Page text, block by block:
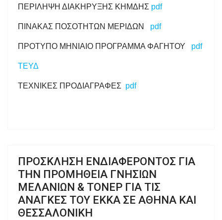
ΠΕΡΙΛΗΨΗ ΔΙΑΚΗΡΥΞΗΣ ΚΗΜΔΗΣ pdf
ΠΙΝΑΚΑΣ ΠΟΣΟΤΗΤΩΝ ΜΕΡΙΔΩΝ pdf
ΠΡΟΤΥΠΟ ΜΗΝΙΑΙΟ ΠΡΟΓΡΑΜΜΑ ΦΑΓΗΤΟΥ pdf
ΤΕΥΔ
ΤΕΧΝΙΚΕΣ ΠΡΟΔΙΑΓΡΑΦΕΣ pdf
ΠΡΟΣΚΛΗΣΗ ΕΝΔΙΑΦΕΡΟΝΤΟΣ ΓΙΑ
ΤΗΝ ΠΡΟΜΗΘΕΙΑ ΓΝΗΣΙΩΝ
ΜΕΛΑΝΙΩΝ & ΤΟΝΕΡ ΓΙΑ ΤΙΣ
ΑΝΑΓΚΕΣ ΤΟΥ ΕΚΚΑ ΣΕ ΑΘΗΝΑ ΚΑΙ
ΘΕΣΣΑΛΟΝΙΚΗ